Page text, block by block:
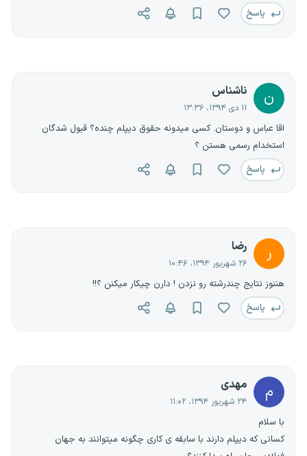
پاسخ
ن ناشناس
۱۱ دی ۱۳۹۴، ۱۳:۳۶
اقا عباس و دوستان. کسی میدونه حقوق دیپلم چنده؟ قبول شدگان
استخدام رسمی هستن ؟
پاسخ
ر رضا
۲۶ شهریور ۱۳۹۴، ۱۰:۴۶
هننوز نتایج چندرشته رو نزدن ! دارن چیکار میکنن ؟!!
پاسخ
م مهدی
۲۴ شهریور ۱۳۹۴، ۱۱:۰۲
با سلام
کسانی که دیپلم دارند با سابقه ی کاری چگونه میتوانند به جهان